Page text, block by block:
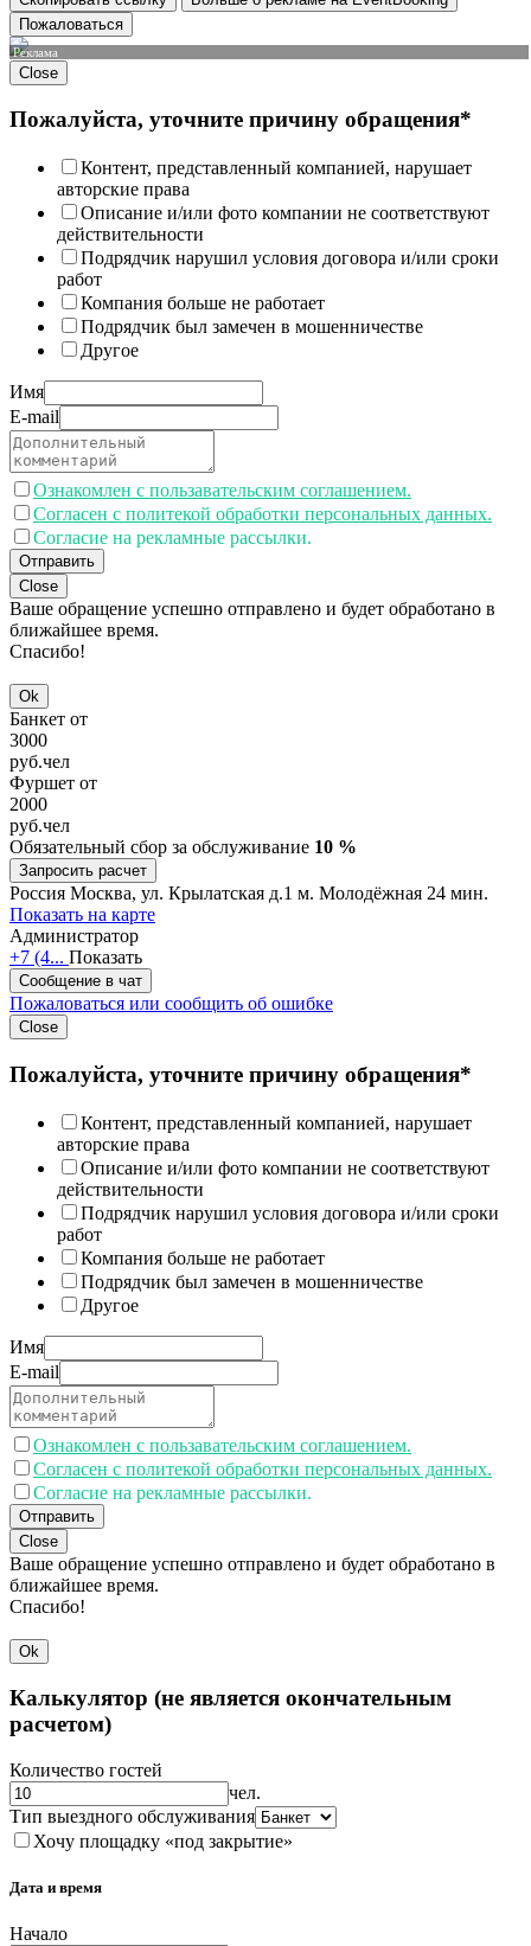
Пожаловаться
Реклама
Close
Пожалуйста, уточните причину обращения*
Контент, представленный компанией, нарушает
авторские права
Описание и/или фото компании не соответствуют
действительности
Подрядчик нарушил условия договора и/или сроки
работ
Компания больше не работает
Подрядчик был замечен в мошенничестве
Другое
Имя
E-mail
Ознакомлен с пользавательским соглашением.
Согласен с политекой обработки персональных данных.
Согласие на рекламные рассылки.
Отправить
Close
Ваше обращение успешно отправлено и будет обработано в
ближайшее время.
Спасибо!
Ok
Банкет от
3000
руб.чел
Фуршет от
2000
руб.чел
Обязательный сбор за обслуживание 10 %
Запросить расчет
Россия Москва, ул. Крылатская д.1 м. Молодёжная 24 мин.
Показать на карте
Администратор
+7 (4... Показать
Сообщение в чат
Пожаловаться или сообщить об ошибке
Close
Пожалуйста, уточните причину обращения*
Контент, представленный компанией, нарушает
авторские права
Описание и/или фото компании не соответствуют
действительности
Подрядчик нарушил условия договора и/или сроки
работ
Компания больше не работает
Подрядчик был замечен в мошенничестве
Другое
Имя
E-mail
Ознакомлен с пользавательским соглашением.
Согласен с политекой обработки персональных данных.
Согласие на рекламные рассылки.
Отправить
Close
Ваше обращение успешно отправлено и будет обработано в
ближайшее время.
Спасибо!
Ok
Калькулятор (не является окончательным
расчетом)
Количество гостей
чел.
Тип выездного обслуживания
Хочу площадку «под закрытие»
Дата и время
Начало